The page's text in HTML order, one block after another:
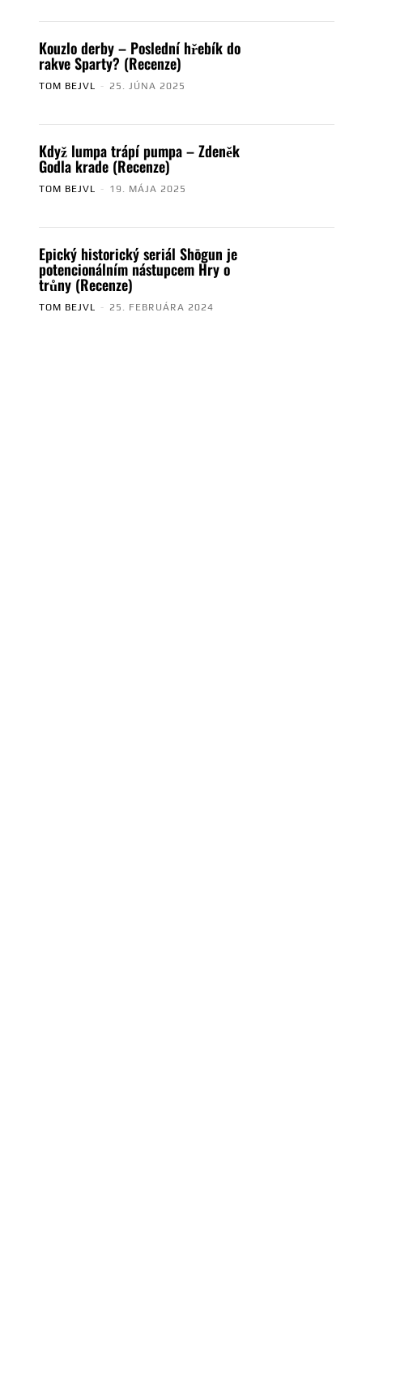
Kouzlo derby – Poslední hřebík do
rakve Sparty? (Recenze)
TOM BEJVL - 25. JÚNA 2025
Když lumpa trápí pumpa – Zdeněk
Godla krade (Recenze)
TOM BEJVL - 19. MÁJA 2025
Epický historický seriál Shōgun je
potencionálním nástupcem Hry o
trůny (Recenze)
TOM BEJVL - 25. FEBRUÁRA 2024